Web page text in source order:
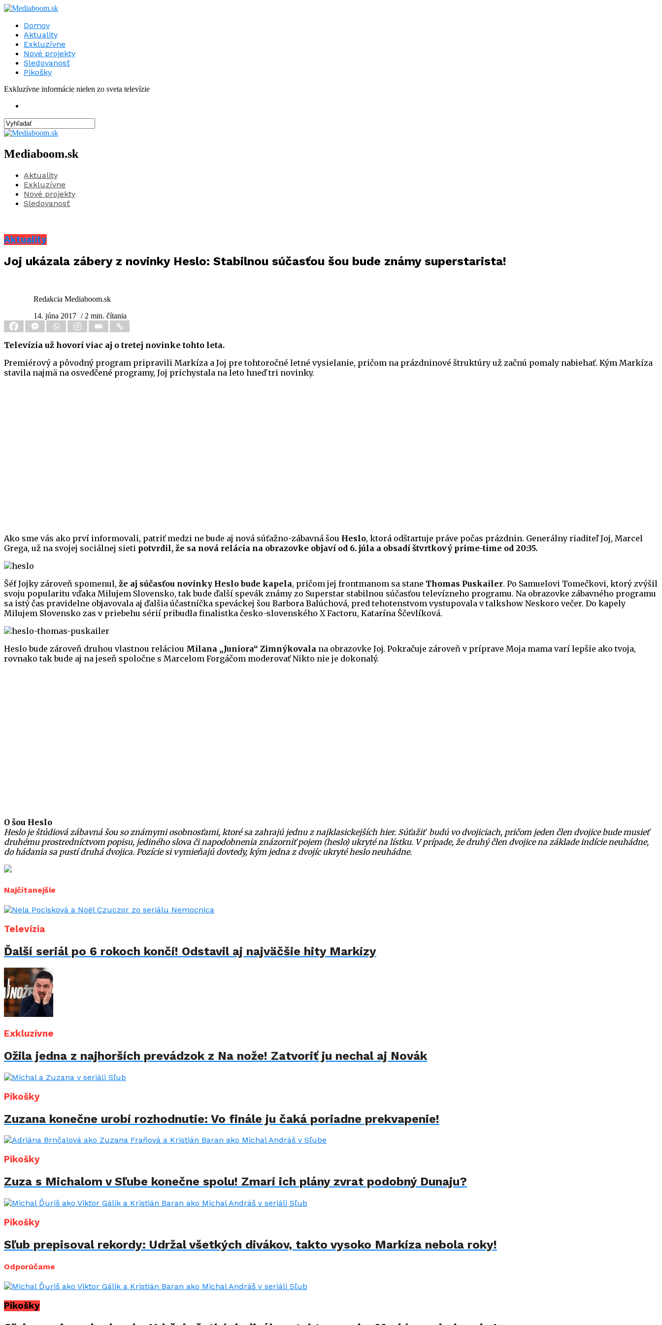
Domov
Aktuality
Exkluzívne
Nové projekty
Sledovanosť
Pikošky
Exkluzívne informácie nielen zo sveta televízie
Mediaboom.sk
Aktuality
Exkluzívne
Nové projekty
Sledovanosť
Aktuality
Joj ukázala zábery z novinky Heslo: Stabilnou súčasťou šou bude známy superstarista!
Redakcia Mediaboom.sk
14. júna 2017 / 2 min. čítania
Televízia už hovorí viac aj o tretej novinke tohto leta.
Premiérový a pôvodný program pripravili Markíza a Joj pre tohtoročné letné vysielanie, pričom na prázdninové štruktúry už začnú pomaly nabiehať. Kým Markíza
stavila najmä na osvedčené programy, Joj prichystala na leto hneď tri novinky.
Ako sme vás ako prví informovali, patriť medzi ne bude aj nová súťažno-zábavná šou Heslo, ktorá odštartuje práve počas prázdnin. Generálny riaditeľ Joj, Marcel
Grega, už na svojej sociálnej sieti potvrdil, že sa nová relácia na obrazovke objaví od 6. júla a obsadí štvrtkový prime-time od 20:35.
Šéf Jojky zároveň spomenul, že aj súčasťou novinky Heslo bude kapela, pričom jej frontmanom sa stane Thomas Puskailer. Po Samuelovi Tomečkovi, ktorý zvýšil
svoju popularitu vďaka Milujem Slovensko, tak bude ďalší spevák známy zo Superstar stabilnou súčasťou televízneho programu. Na obrazovke zábavného programu
sa istý čas pravidelne objavovala aj ďalšia účastníčka speváckej šou Barbora Balúchová, pred tehotenstvom vystupovala v talkshow Neskoro večer. Do kapely
Milujem Slovensko zas v priebehu sérií pribudla finalistka česko-slovenského X Factoru, Katarína Ščevlíková.
Heslo bude zároveň druhou vlastnou reláciou Milana „Juniora“ Zimnýkovala na obrazovke Joj. Pokračuje zároveň v príprave Moja mama varí lepšie ako tvoja,
rovnako tak bude aj na jeseň spoločne s Marcelom Forgáčom moderovať Nikto nie je dokonalý.
O šou Heslo
Heslo je štúdiová zábavná šou so známymi osobnosťami, ktoré sa zahrajú jednu z najklasickejších hier. Súťažiť budú vo dvojiciach, pričom jeden člen dvojice bude musieť
druhému prostredníctvom popisu, jediného slova či napodobnenia znázorniť pojem (heslo) ukryté na lístku. V prípade, že druhý člen dvojice na základe indície neuhádne,
do hádania sa pustí druhá dvojica. Pozície si vymieňajú dovtedy, kým jedna z dvojíc ukryté heslo neuhádne.
Najčítanejšie
Televízia
Ďalší seriál po 6 rokoch končí! Odstavil aj najväčšie hity Markízy
Exkluzívne
Ožila jedna z najhorších prevádzok z Na nože! Zatvoriť ju nechal aj Novák
Pikošky
Zuzana konečne urobí rozhodnutie: Vo finále ju čaká poriadne prekvapenie!
Pikošky
Zuza s Michalom v Sľube konečne spolu! Zmarí ich plány zvrat podobný Dunaju?
Pikošky
Sľub prepisoval rekordy: Udržal všetkých divákov, takto vysoko Markíza nebola roky!
Odporúčame
Pikošky